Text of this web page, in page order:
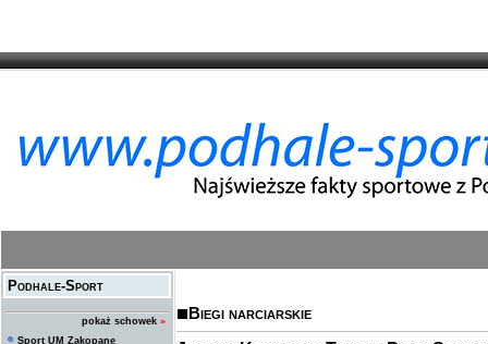
Podhale-Sport
pokaż schowek »
Sport UM Zakopane
Biegi narciarskie